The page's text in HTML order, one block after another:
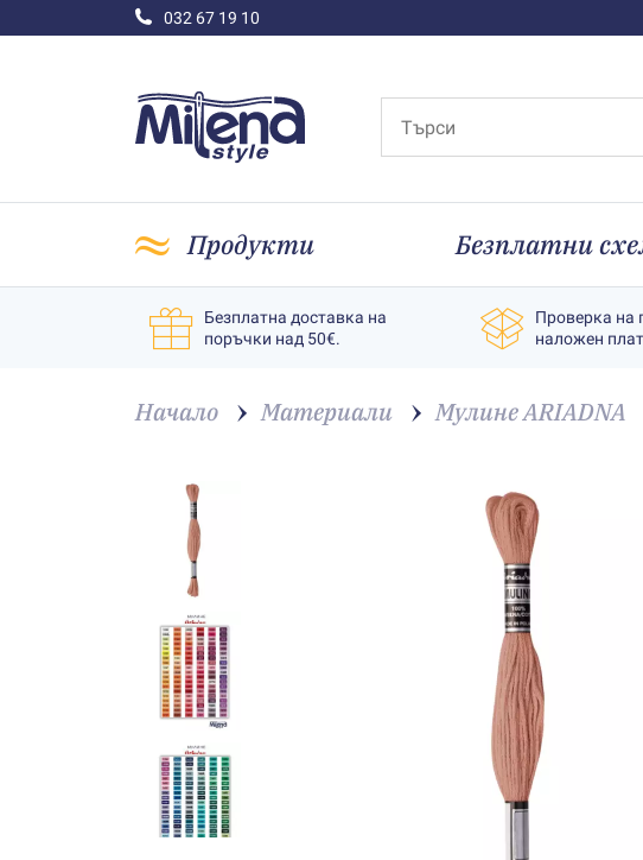
032 67 19 10
Продукти Безплатни
Безплатна доставка на
поръчки над 50€.
Проверка на
наложен
Начало Материали Мулине ARIADNA